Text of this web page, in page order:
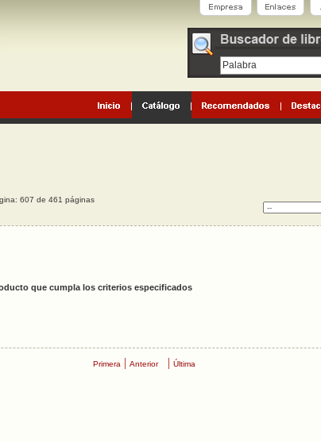
607 de 461 páginas
que cumpla los criterios especificados
Primera | Anterior| Última